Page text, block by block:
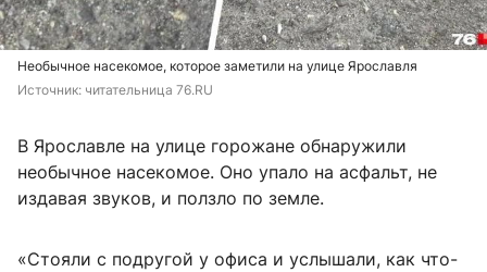
Необычное насекомое, которое заметили на улице Ярославля
Источник: читательница 76.RU
В Ярославле на улице горожане обнаружили
необычное насекомое. Оно упало на асфальт, не
издавая звуков, и ползло по земле.
«Стояли с подругой у офиса и услышали, как что-